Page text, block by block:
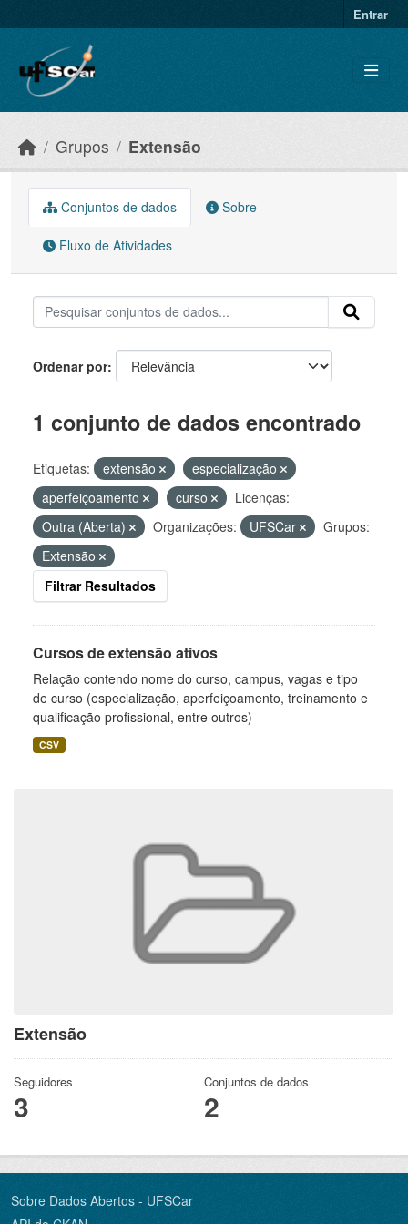
Entrar
Grupos Extensão
Extensão
Seguidores
3
Conjuntos de dados
2
Conjuntos de dados Sobre
Fluxo de Atividades
Ordenar por
1 conjunto de dados encontrado
Etiquetas: extensão
especialização
aperfeiçoamento
curso
Licenças:
Outra (Aberta)
Organizações: UFSCar
Grupos:
Extensão
Filtrar Resultados
Cursos de extensão ativos
Relação contendo nome do curso, campus, vagas e tipo
de curso (especialização, aperfeiçoamento, treinamento e
qualificação profissional, entre outros)
CSV
Sobre Dados Abertos - UFSCar